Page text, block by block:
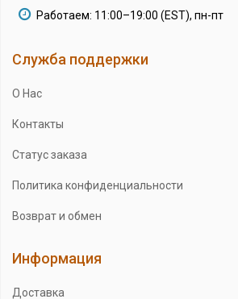
Работаем: 11:00–19:00 (EST), пн-пт
Служба поддержки
О Нас
Контакты
Статус заказа
Политика конфиденциальности
Возврат и обмен
Информация
Доставка